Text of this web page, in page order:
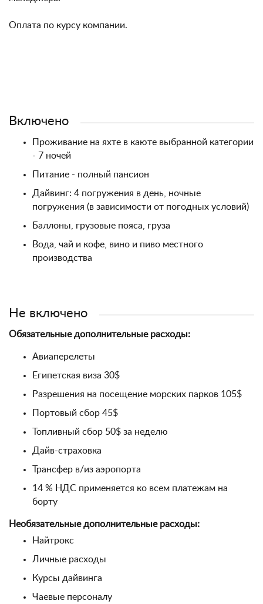
Оплата по курсу компании.
Включено
Проживание на яхте в каюте выбранной категории
- 7 ночей
Питание - полный пансион
Дайвинг: 4 погружения в день, ночные
погружения (в зависимости от погодных условий)
Баллоны, грузовые пояса, груза
Вода, чай и кофе, вино и пиво местного
производства
Не включено
Обязательные дополнительные расходы:
Авиаперелеты
Египетская виза 30$
Разрешения на посещение морских парков 105$
Портовый сбор 45$
Топливный сбор 50$ за неделю
Дайв-страховка
Трансфер в/из аэропорта
14 % НДС применяется ко всем платежам на
борту
Необязательные дополнительные расходы:
Найтрокс
Личные расходы
Курсы дайвинга
Чаевые персоналу